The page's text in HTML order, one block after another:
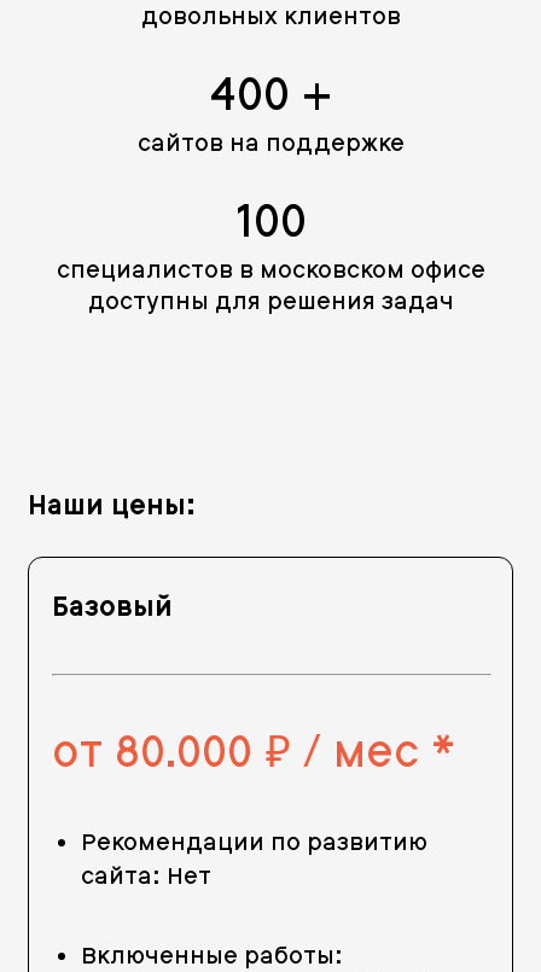
довольных клиентов
400 +
сайтов на поддержке
100
специалистов в московском офисе
доступны для решения задач
Наши цены:
Базовый
от 80.000 руб.
/ мес *
Рекомендации по развитию
сайта: Нет
Включенные работы: